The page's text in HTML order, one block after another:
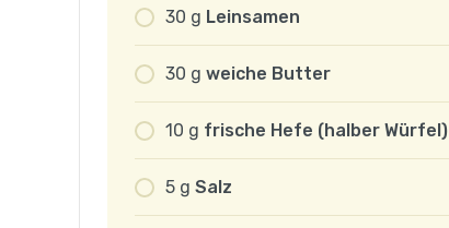
30 g Leinsamen
30 g weiche Butter
10 g frische Hefe (halber Würfel)
5 g Salz